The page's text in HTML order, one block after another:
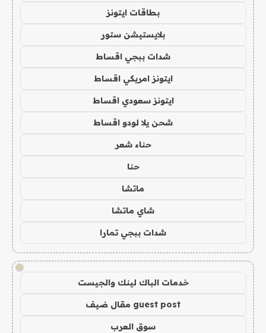
بطاقات ايتونز
بلايستيشن ستور
شدات ببجي اقساط
ايتونز امريكي اقساط
ايتونز سعودي اقساط
شحن يلا لودو اقساط
حناء شعر
حنا
ماتشا
شاي ماتشا
شدات ببجي تمارا
!
خدمات الباك لينك والجيست
guest post مقال ضيف
سوق العرب